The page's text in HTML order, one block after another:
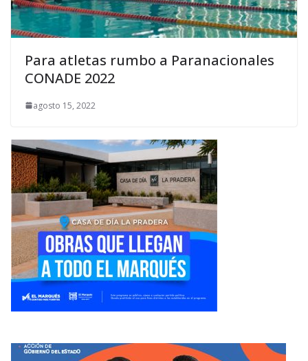
Para atletas rumbo a Paranacionales
CONADE 2022
agosto 15, 2022